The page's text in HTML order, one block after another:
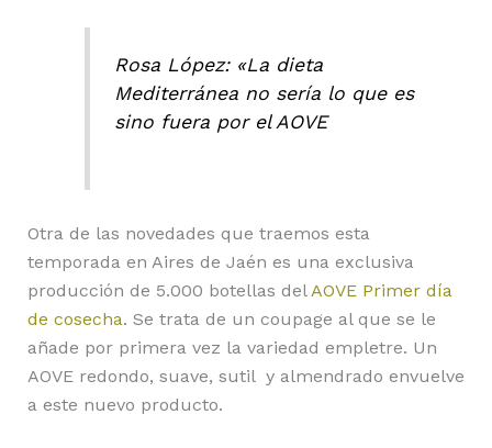
Rosa López: «La dieta
Mediterránea no sería lo que es
sino fuera por el AOVE
Otra de las novedades que traemos esta
temporada en Aires de Jaén es una exclusiva
producción de 5.000 botellas del AOVE Primer día
de cosecha. Se trata de un coupage al que se le
añade por primera vez la variedad empletre. Un
AOVE redondo, suave, sutil y almendrado envuelve
a este nuevo producto.